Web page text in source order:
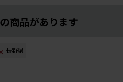
の商品があります
長野県